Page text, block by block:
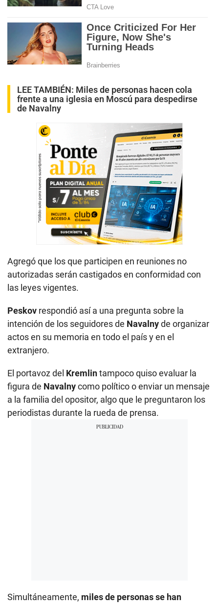
LEE TAMBIÉN: Miles de personas hacen cola
frente a una iglesia en Moscú para despedirse
de Navalny
Agregó que los que participen en reuniones no
autorizadas serán castigados en conformidad con
las leyes vigentes.
Peskov respondió así a una pregunta sobre la
intención de los seguidores de Navalnyde organizar
actos en su memoria en todo el país y en el
extranjero.
El portavoz del Kremlintampoco quiso evaluar la
figura de Navalnycomo político o enviar un mensaje
a la familia del opositor, algo que le preguntaron los
periodistas durante la rueda de prensa.
Simultáneamente, miles de personas se han